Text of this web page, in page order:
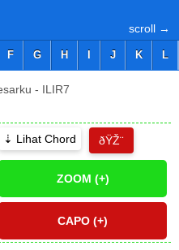
scroll →
F G H I J K L
- ILIR7
⇣ Lihat Chord ðŸŽ¨